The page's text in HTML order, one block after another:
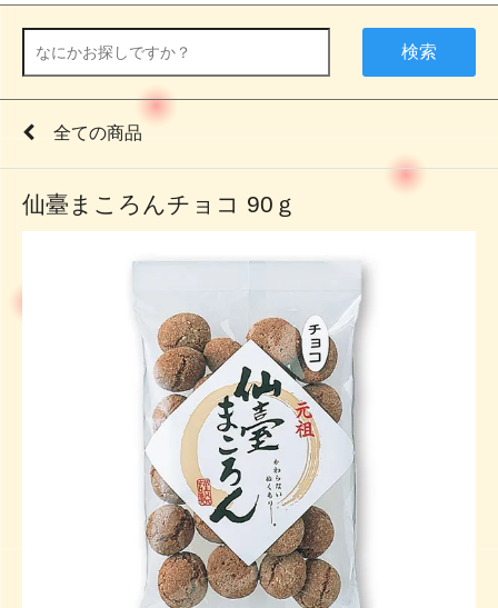
検索
全ての商品
仙臺まころんチョコ 90ｇ